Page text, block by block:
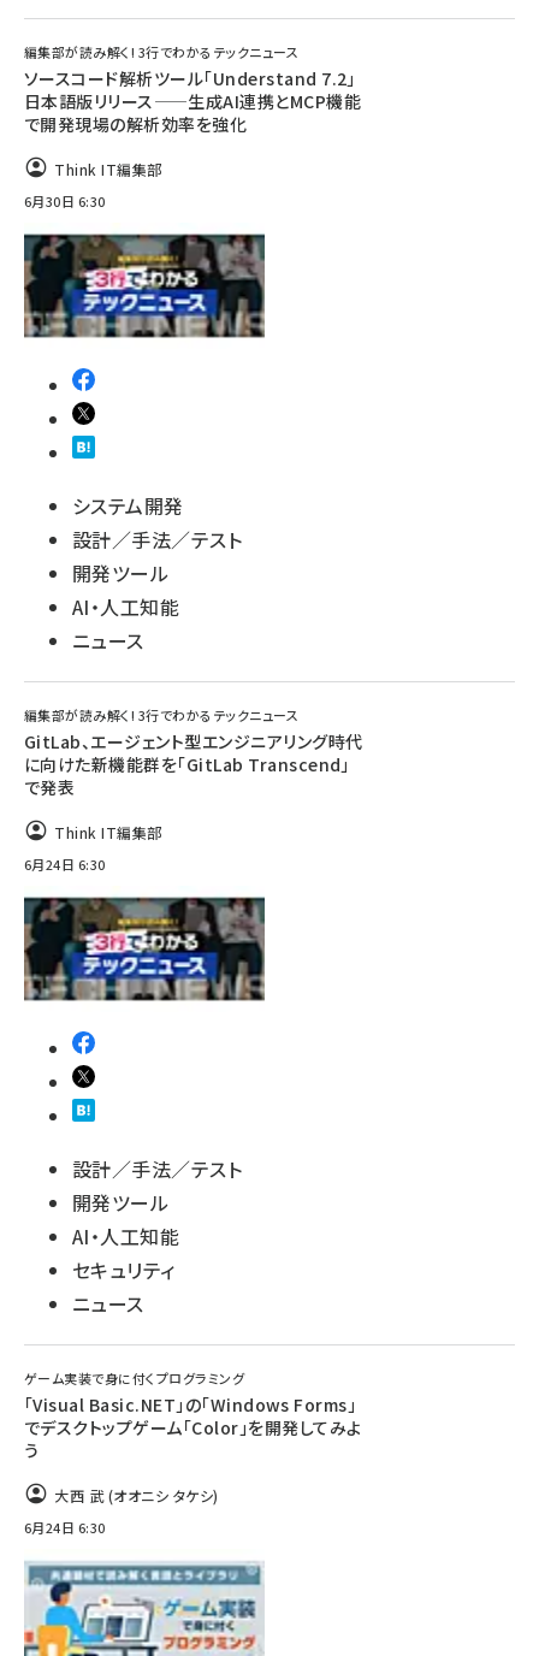
編集部が読み解く! 3行でわかるテックニュース
ソースコード解析ツール「Understand 7.2」
日本語版リリース——生成AI連携とMCP機能
で開発現場の解析効率を強化
Think IT編集部
6月30日 6:30
システム開発
設計／手法／テスト
開発ツール
AI・人工知能
ニュース
編集部が読み解く! 3行でわかるテックニュース
GitLab、エージェント型エンジニアリング時代
に向けた新機能群を「GitLab Transcend」
で発表
Think IT編集部
6月24日 6:30
設計／手法／テスト
開発ツール
AI・人工知能
セキュリティ
ニュース
ゲーム実装で身に付くプログラミング
「Visual Basic.NET」の「Windows Forms」
でデスクトップゲーム「Color」を開発してみよ
う
大西 武 (オオニシ タケシ)
6月24日 6:30